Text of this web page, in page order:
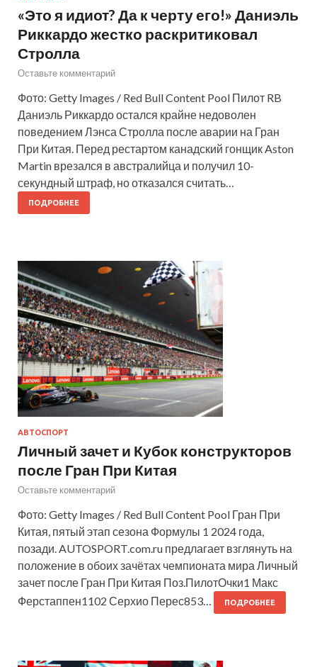
«Это я идиот? Да к черту его!» Даниэль
Риккардо жестко раскритиковал
Стролла
Оставьте комментарий
Фото: Getty Images / Red Bull Content Pool Пилот RB
Даниэль Риккардо остался крайне недоволен
поведением Лэнса Стролла после аварии на Гран
При Китая. Перед рестартом канадский гонщик Aston
Martin врезался в австралийца и получил 10-
секундный штраф, но отказался считать…
ПОДРОБНЕЕ
АВТОСПОРТ
Личный зачет и Кубок конструкторов
после Гран При Китая
Оставьте комментарий
Фото: Getty Images / Red Bull Content Pool Гран При
Китая, пятый этап сезона Формулы 1 2024 года,
позади. AUTOSPORT.com.ru предлагает взглянуть на
положение в обоих зачётах чемпионата мира Личный
зачет после Гран При Китая Поз.ПилотОчки1 Макс
Ферстаппен1102 Серхио Перес853…
ПОДРОБНЕЕ